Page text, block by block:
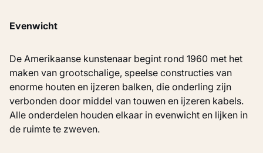
Evenwicht
De Amerikaanse kunstenaar begint rond 1960 met het
maken van grootschalige, speelse constructies van
enorme houten en ijzeren balken, die onderling zijn
verbonden door middel van touwen en ijzeren kabels.
Alle onderdelen houden elkaar in evenwicht en lijken in
de ruimte te zweven.